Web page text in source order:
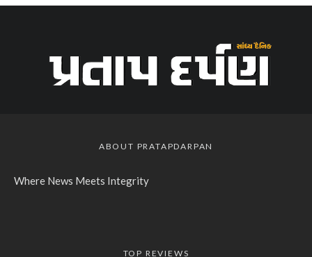
ABOUT PRATAPDARPAN
Where News Meets Integrity
TOP REVIEWS